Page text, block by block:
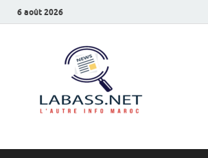
6 août 2026